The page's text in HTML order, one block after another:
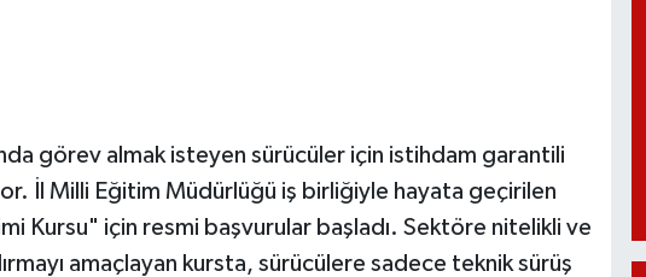
görev almak isteyen sürücüler için istihdam garantili
İl Milli Eğitim Müdürlüğü iş birliğiyle hayata geçirilen
Kursu" için resmi başvurular başladı. Sektöre nitelikli ve
amaçlayan kursta, sürücülere sadece teknik sürüş